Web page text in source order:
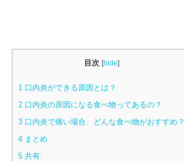
目次 [hide]
1 口内炎ができる原因とは？
2 口内炎の原因になる食べ物ってあるの？
3 口内炎で痛い場合、どんな食べ物がおすすめ？
4 まとめ
5 共有: